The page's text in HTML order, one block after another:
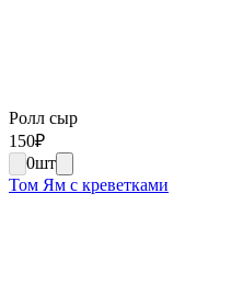
Ролл сыр
150₽
0шт
Том Ям с креветками